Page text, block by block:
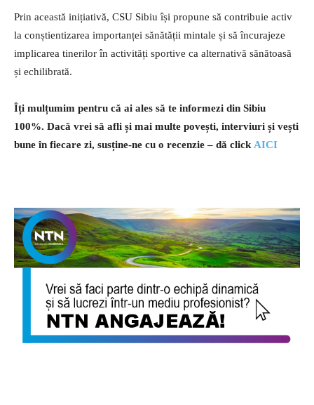
Prin această inițiativă, CSU Sibiu își propune să contribuie activ
la conștientizarea importanței sănătății mintale și să încurajeze
implicarea tinerilor în activități sportive ca alternativă sănătoasă
și echilibrată.
Îți mulțumim pentru că ai ales să te informezi din Sibiu
100%. Dacă vrei să afli și mai multe povești, interviuri și vești
bune în fiecare zi, susține-ne cu o recenzie – dă click AICI